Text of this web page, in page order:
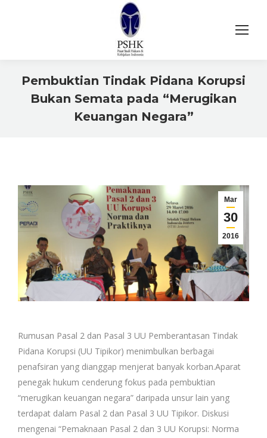
Pembuktian Tindak Pidana Korupsi
Bukan Semata pada “Merugikan
Keuangan Negara”
Mar
30
2016
Rumusan Pasal 2 dan Pasal 3 UU Pemberantasan Tindak
Pidana Korupsi (UU Tipikor) menimbulkan berbagai
penafsiran yang dianggap menjerat banyak korban.Aparat
penegak hukum cenderung fokus pada pembuktian
“merugikan keuangan negara” daripada unsur lain yang
terdapat dalam Pasal 2 dan Pasal 3 UU Tipikor. Diskusi
mengenai “Pemaknaan Pasal 2 dan 3 UU Korupsi: Norma